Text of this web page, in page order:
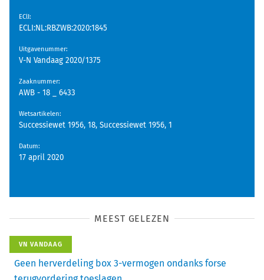
EClI:
ECLI:NL:RBZWB:2020:1845
Uitgavenummer:
V-N Vandaag 2020/1375
Zaaknummer:
AWB - 18 _ 6433
Wetsartikelen:
Successiewet 1956, 18, Successiewet 1956, 1
Datum:
17 april 2020
MEEST GELEZEN
VN VANDAAG
Geen herverdeling box 3-vermogen ondanks forse